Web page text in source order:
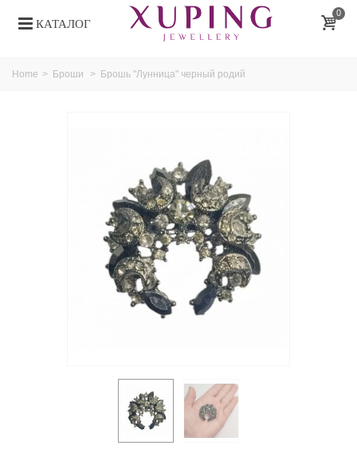
КАТАЛОГ
0
Home > Броши > Брошь "Лунница" черный родий